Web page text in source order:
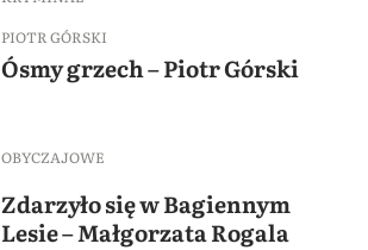
PIOTR GÓRSKI
Ósmy grzech – Piotr Górski
OBYCZAJOWE
Zdarzyło się w Bagiennym
Lesie – Małgorzata Rogala